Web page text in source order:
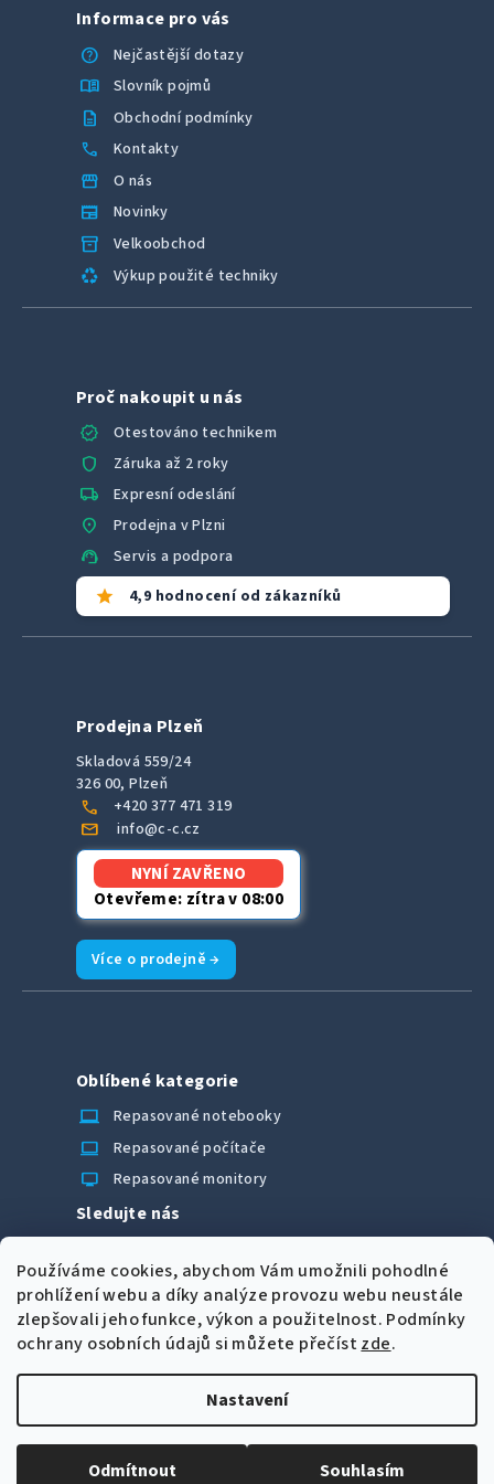
Používáme cookies, abychom Vám umožnili pohodlné
prohlížení webu a díky analýze provozu webu neustále
zlepšovali jeho funkce, výkon a použitelnost. Podmínky
ochrany osobních údajů si můžete přečíst zde.
Nastavení
Odmítnout Souhlasím
Informace pro vás
help
Nejčastější dotazy
menu_book Slovník pojmů
description Obchodní podmínky
call Kontakty
storefront O nás
newspaper Novinky
inventory_2 Velkoobchod
recycling Výkup použité techniky
Proč nakoupit u nás
verified
Otestováno technikem
shield Záruka až 2 roky
local_shipping Expresní odeslání
location_on Prodejna v Plzni
support_agent Servis a podpora
star 4,9 hodnocení od zákazníků
Prodejna Plzeň
Skladová 559/24
326 00, Plzeň
call +420 377 471 319
mail info@c-c.cz
NYNÍ ZAVŘENO
Otevřeme: zítra v 08:00
Více o prodejně →
Oblíbené kategorie
laptop_chromebook
Repasované notebooky
computer Repasované počítače
monitor Repasované monitory
Sledujte nás
Možnosti úhrady
Upravit nastavení cookies